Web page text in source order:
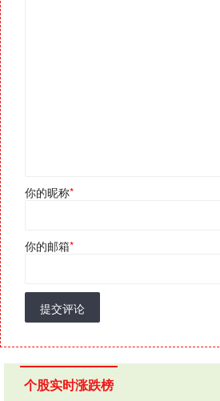
你的昵称*
你的邮箱*
提交评论
个股实时涨跌榜